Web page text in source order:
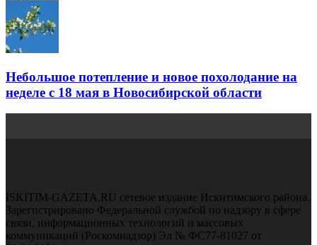
Небольшое потепление и новое похолодание на
неделе с 18 мая в Новосибирской области
ISKITIM-GAZETA.RU сетевое издание Искитимского района.
Зарегистрировано Федеральной службой по надзору в сфере
связи, информационных технологий и массовых
коммуникаций (Роскомнадзор) Эл № ФС77-81027 от